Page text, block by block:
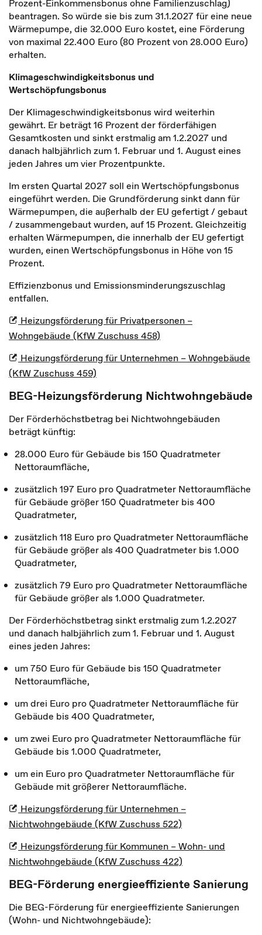
Prozent-Einkommensbonus ohne Familienzuschlag)
beantragen. So würde sie bis zum 31.1.2027 für eine neue
Wärmepumpe, die 32.000 Euro kostet, eine Förderung
von maximal 22.400 Euro (80 Prozent von 28.000 Euro)
erhalten.
Klimageschwindigkeitsbonus und
Wertschöpfungsbonus
Der Klimageschwindigkeitsbonus wird weiterhin
gewährt. Er beträgt 16 Prozent der förderfähigen
Gesamtkosten und sinkt erstmalig am 1.2.2027 und
danach halbjährlich zum 1. Februar und 1. August eines
jeden Jahres um vier Prozentpunkte.
Im ersten Quartal 2027 soll ein Wertschöpfungsbonus
eingeführt werden. Die Grundförderung sinkt dann für
Wärmepumpen, die außerhalb der EU gefertigt / gebaut
/ zusammengebaut wurden, auf 15 Prozent. Gleichzeitig
erhalten Wärmepumpen, die innerhalb der EU gefertigt
wurden, einen Wertschöpfungsbonus in Höhe von 15
Prozent.
Effizienzbonus und Emissionsminderungszuschlag
entfallen.
Heizungsförderung für Privatpersonen –
Wohngebäude (KfW Zuschuss 458)
Heizungsförderung für Unternehmen – Wohngebäude
(KfW Zuschuss 459)
BEG-Heizungsförderung Nichtwohngebäude
Der Förderhöchstbetrag bei Nichtwohngebäuden
beträgt künftig:
28.000 Euro für Gebäude bis 150 Quadratmeter
Nettoraumfläche,
zusätzlich 197 Euro pro Quadratmeter Nettoraumfläche
für Gebäude größer 150 Quadratmeter bis 400
Quadratmeter,
zusätzlich 118 Euro pro Quadratmeter Nettoraumfläche
für Gebäude größer als 400 Quadratmeter bis 1.000
Quadratmeter,
zusätzlich 79 Euro pro Quadratmeter Nettoraumfläche
für Gebäude größer als 1.000 Quadratmeter.
Der Förderhöchstbetrag sinkt erstmalig zum 1.2.2027
und danach halbjährlich zum 1. Februar und 1. August
eines jeden Jahres:
um 750 Euro für Gebäude bis 150 Quadratmeter
Nettoraumfläche,
um drei Euro pro Quadratmeter Nettoraumfläche für
Gebäude bis 400 Quadratmeter,
um zwei Euro pro Quadratmeter Nettoraumfläche für
Gebäude bis 1.000 Quadratmeter,
um ein Euro pro Quadratmeter Nettoraumfläche für
Gebäude mit größerer Nettoraumfläche.
Heizungsförderung für Unternehmen –
Nichtwohngebäude (KfW Zuschuss 522)
Heizungsförderung für Kommunen – Wohn- und
Nichtwohngebäude (KfW Zuschuss 422)
BEG-Förderung energieeffiziente Sanierung
Die BEG-Förderung für energieeffiziente Sanierungen
(Wohn- und Nichtwohngebäude):